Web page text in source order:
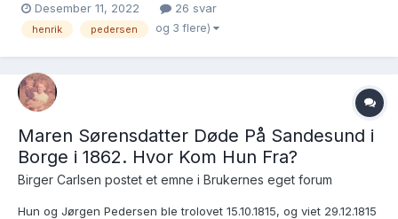
vil ha hjelp med er nederst på høyre side, og jeg mener det står
Henrich Klokker og Inger Ette...
Desember 11, 2022 26 svar
henrik pedersen og 3 flere)
Maren Sørensdatter Døde På Sandesund i
Borge i 1862. Hvor Kom Hun Fra?
Birger Carlsen postet et emne i Brukernes eget forum
Hun og Jørgen Pedersen ble trolovet 15.10.1815, og viet 29.12.1815